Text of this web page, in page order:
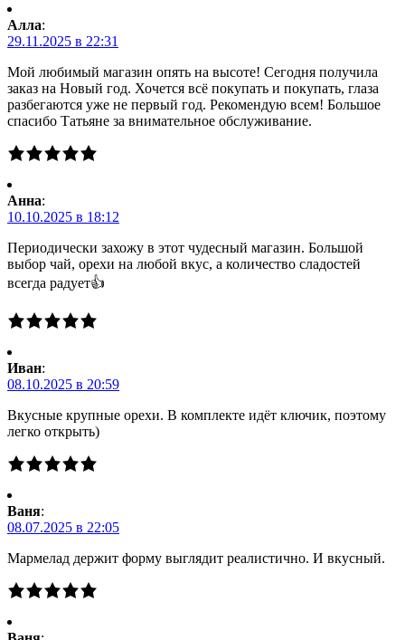
Алла:
29.11.2025 в 22:31
Мой любимый магазин опять на высоте! Сегодня получила
заказ на Новый год. Хочется всё покупать и покупать, глаза
разбегаются уже не первый год. Рекомендую всем! Большое
спасибо Татьяне за внимательное обслуживание.
Анна:
10.10.2025 в 18:12
Периодически захожу в этот чудесный магазин. Большой
выбор чай, орехи на любой вкус, а количество сладостей
всегда радует👍
Иван:
08.10.2025 в 20:59
Вкусные крупные орехи. В комплекте идёт ключик, поэтому
легко открыть)
Ваня:
08.07.2025 в 22:05
Мармелад держит форму выглядит реалистично. И вкусный.